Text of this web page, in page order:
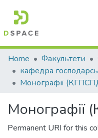
Communities &
All of DSpace
Home Факультети
Монографії
Монографії
Permanent URI for this